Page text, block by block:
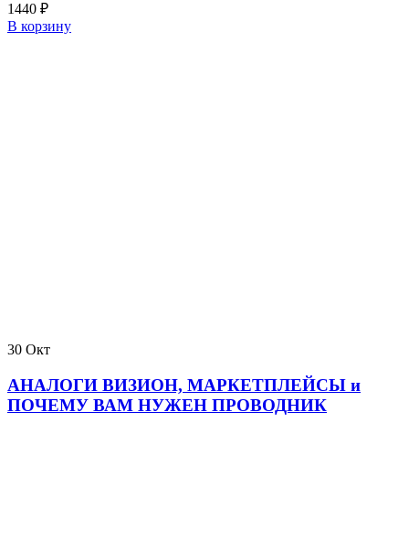
1440 ₽
В корзину
30 Окт
АНАЛОГИ ВИЗИОН, МАРКЕТПЛЕЙСЫ и
ПОЧЕМУ ВАМ НУЖЕН ПРОВОДНИК